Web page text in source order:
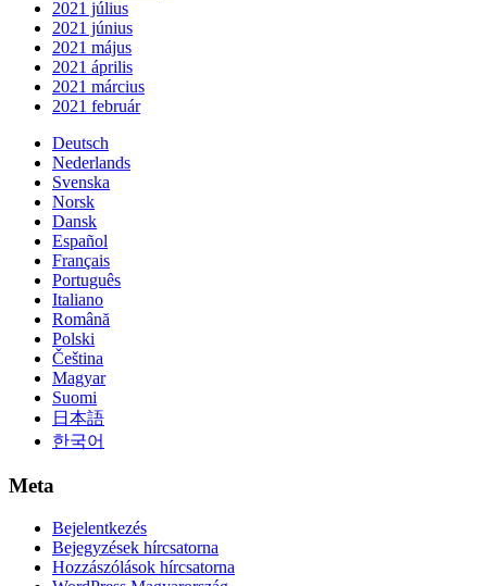
2021 július
2021 június
2021 május
2021 április
2021 március
2021 február
Deutsch
Nederlands
Svenska
Norsk
Dansk
Español
Français
Português
Italiano
Română
Polski
Čeština
Magyar
Suomi
日本語
한국어
Meta
Bejelentkezés
Bejegyzések hírcsatorna
Hozzászólások hírcsatorna